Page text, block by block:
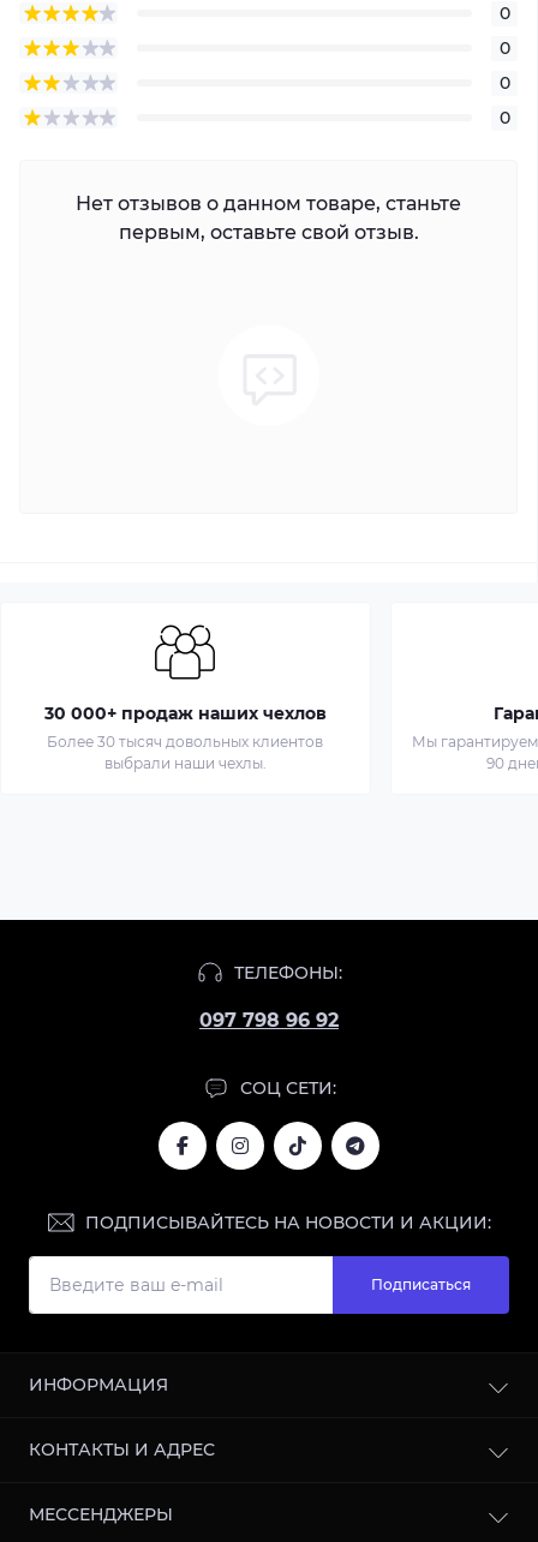
0
0
0
0
Нет отзывов о данном товаре, станьте
первым, оставьте свой отзыв.
30 000+ продаж наших чехлов
Более 30 тысяч довольных клиентов
выбрали наши чехлы.
Мы гарантируем
90
ТЕЛЕФОНЫ:
097 798 96 92
СОЦ СЕТИ:
ПОДПИСЫВАЙТЕСЬ НА НОВОСТИ И АКЦИИ:
Подписаться
ИНФОРМАЦИЯ
Отзывы
Политика конфиденциальности
КОНТАКТЫ И АДРЕС
МЕССЕНДЖЕРЫ